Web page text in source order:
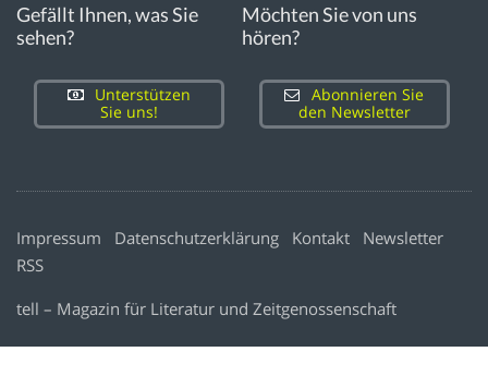
Gefällt Ihnen, was Sie
sehen?
Unterstützen
Sie uns!
Möchten Sie von uns
hören?
Abonnieren Sie
den Newsletter
Impressum Datenschutzerklärung Kontakt
Newsletter
RSS
tell – Magazin für Literatur und Zeitgenossenschaft